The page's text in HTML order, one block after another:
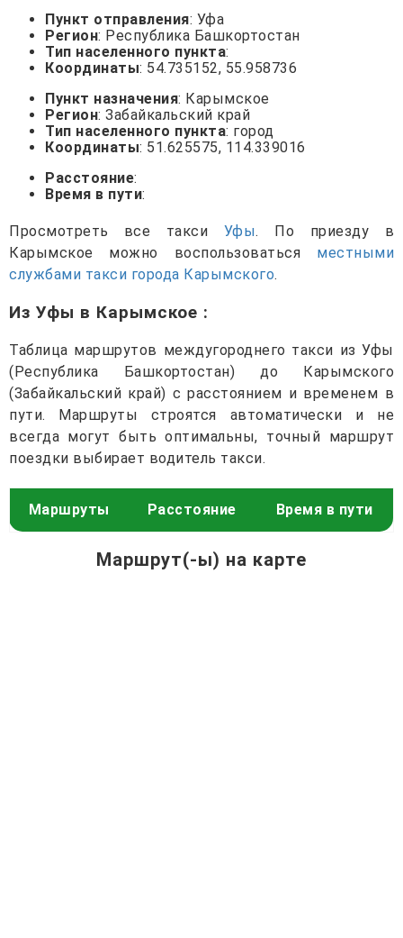
Пункт отправления: Уфа
Регион: Республика Башкортостан
Тип населенного пункта:
Координаты: 54.735152, 55.958736
Пункт назначения: Карымское
Регион: Забайкальский край
Тип населенного пункта: город
Координаты: 51.625575, 114.339016
Расстояние:
Время в пути:
Просмотреть все такси Уфы. По приезду в
Карымское можно воспользоваться местными
службами такси города Карымского.
Из Уфы в Карымское :
Таблица маршрутов междугороднего такси из Уфы
(Республика Башкортостан) до Карымского
(Забайкальский край) с расстоянием и временем в
пути. Маршруты строятся автоматически и не
всегда могут быть оптимальны, точный маршрут
поездки выбирает водитель такси.
Маршруты Расстояние Время в пути
Маршрут(-ы) на карте